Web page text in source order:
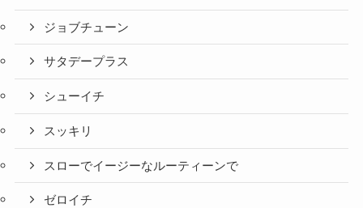
ジョブチューン
サタデープラス
シューイチ
スッキリ
スローでイージーなルーティーンで
ゼロイチ